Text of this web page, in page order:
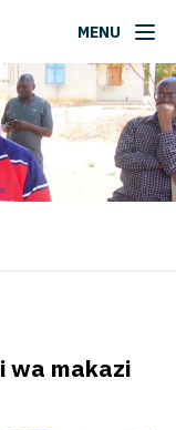
MENU
wa makazi